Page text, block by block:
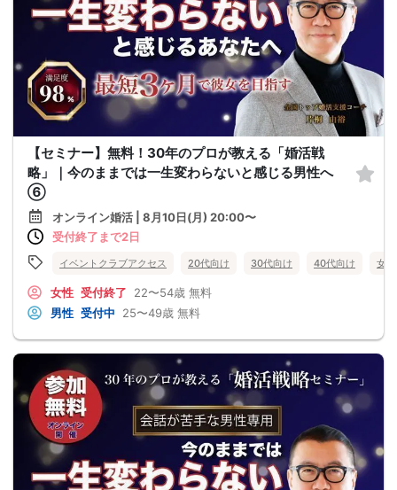
【セミナー】無料！30年のプロが教える「婚活戦
略」｜今のままでは一生変わらないと感じる男性へ
⑥
オンライン婚活 | 8月10日(月) 20:00〜
受付終了まで2日
イベントクラブアクセス 20代向け 30代向け 40代向け 女
女性 受付終了 22〜54歳 無料
男性 受付中 25〜49歳 無料